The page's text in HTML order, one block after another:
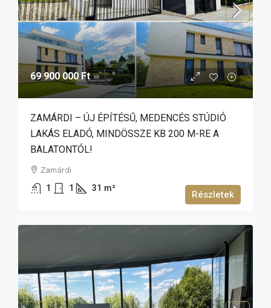
69 900 000 Ft
ZAMÁRDI – ÚJ ÉPÍTÉSŰ, MEDENCÉS STÚDIÓ
LAKÁS ELADÓ, MINDÖSSZE KB 200 M-RE A
BALATONTÓL!
Zamárdi
1 1 31 m²
Részletek